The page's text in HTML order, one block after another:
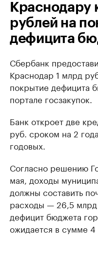
Краснодару
рублей на
дефицита
Сбербанк
Краснодар 1 млрд
покрытие дефицита
портале госзакупок.
Банк откроет две
руб. сроком на 2
годовых.
Согласно решению
мая, доходы
должны составить
расходы — 26,5 млрд
дефицит бюджета
ожидается в сумме 4